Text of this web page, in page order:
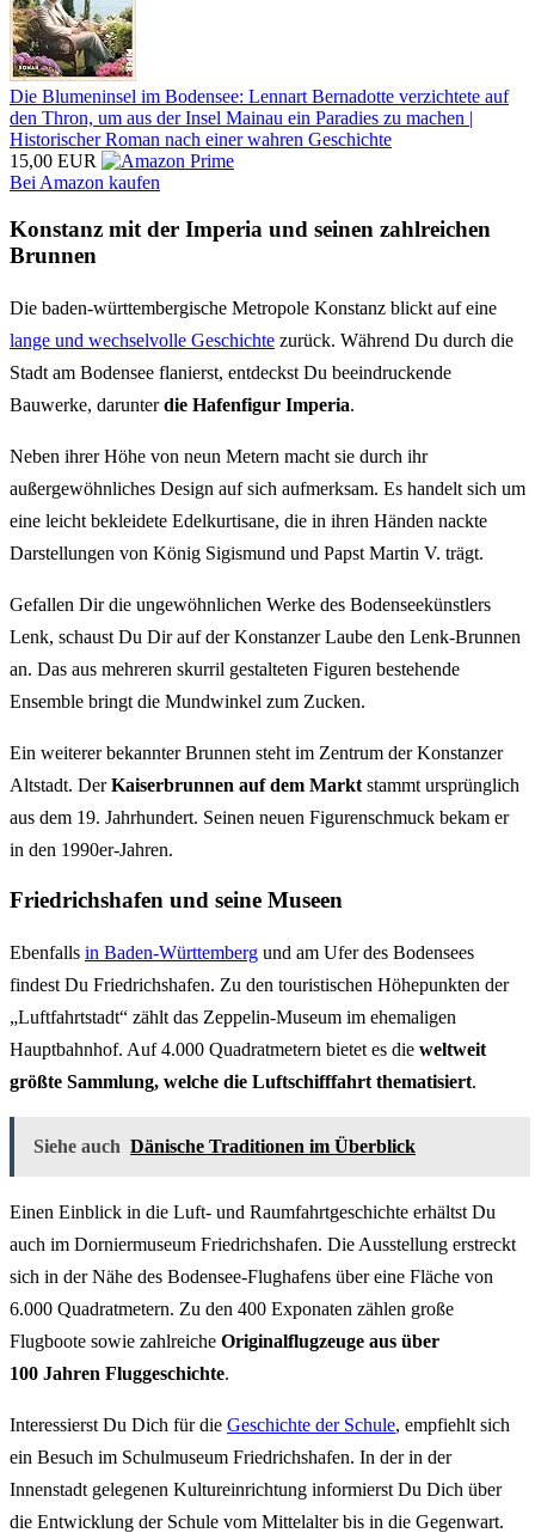
Die Blumeninsel im Bodensee: Lennart Bernadotte verzichtete auf
den Thron, um aus der Insel Mainau ein Paradies zu machen |
Historischer Roman nach einer wahren Geschichte
15,00 EUR
Bei Amazon kaufen
Konstanz mit der Imperia und seinen zahlreichen
Brunnen
Die baden-württembergische Metropole Konstanz blickt auf eine
lange und wechselvolle Geschichte zurück. Während Du durch die
Stadt am Bodensee flanierst, entdeckst Du beeindruckende
Bauwerke, darunterdie Hafenfigur Imperia.
Neben ihrer Höhe von neun Metern macht sie durch ihr
außergewöhnliches Design auf sich aufmerksam. Es handelt sich um
eine leicht bekleidete Edelkurtisane, die in ihren Händen nackte
Darstellungen von König Sigismund und Papst Martin V. trägt.
Gefallen Dir die ungewöhnlichen Werke des Bodenseekünstlers
Lenk, schaust Du Dir auf der Konstanzer Laube den Lenk-Brunnen
an. Das aus mehreren skurril gestalteten Figuren bestehende
Ensemble bringt die Mundwinkel zum Zucken.
Ein weiterer bekannter Brunnen steht im Zentrum der Konstanzer
Altstadt. DerKaiserbrunnen auf dem Markt stammt ursprünglich
aus dem 19. Jahrhundert. Seinen neuen Figurenschmuck bekam er
in den 1990er-Jahren.
Friedrichshafen und seine Museen
Ebenfalls in Baden-Württemberg und am Ufer des Bodensees
findest Du Friedrichshafen. Zu den touristischen Höhepunkten der
„Luftfahrtstadt“ zählt das Zeppelin-Museum im ehemaligen
Hauptbahnhof. Auf 4.000 Quadratmetern bietet es die weltweit
größte Sammlung, welche die Luftschifffahrt thematisiert.
Siehe auch Dänische Traditionen im Überblick
Einen Einblick in die Luft- und Raumfahrtgeschichte erhältst Du
auch im Dorniermuseum Friedrichshafen. Die Ausstellung erstreckt
sich in der Nähe des Bodensee-Flughafens über eine Fläche von
6.000 Quadratmetern. Zu den 400 Exponaten zählen große
Flugboote sowie zahlreiche Originalflugzeuge aus über
100 Jahren Fluggeschichte.
Interessierst Du Dich für die Geschichte der Schule, empfiehlt sich
ein Besuch im Schulmuseum Friedrichshafen. In der in der
Innenstadt gelegenen Kultureinrichtung informierst Du Dich über
die Entwicklung der Schule vom Mittelalter bis in die Gegenwart.